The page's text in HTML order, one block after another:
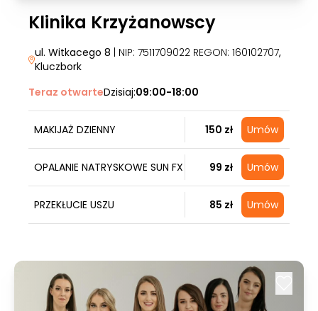
Klinika Krzyżanowscy
ul. Witkacego 8 | NIP: 7511709022 REGON: 160102707,
Kluczbork
Teraz otwarteDzisiaj:09:00-18:00
MAKIJAŻ DZIENNY 150 zł Umów
OPALANIE NATRYSKOWE SUN FX 99 zł Umów
PRZEKŁUCIE USZU 85 zł Umów